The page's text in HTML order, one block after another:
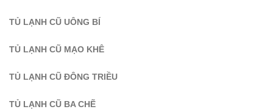
TỦ LẠNH CŨ UÔNG BÍ
TỦ LẠNH CŨ MẠO KHÊ
TỦ LẠNH CŨ ĐÔNG TRIỀU
TỦ LẠNH CŨ BA CHẼ